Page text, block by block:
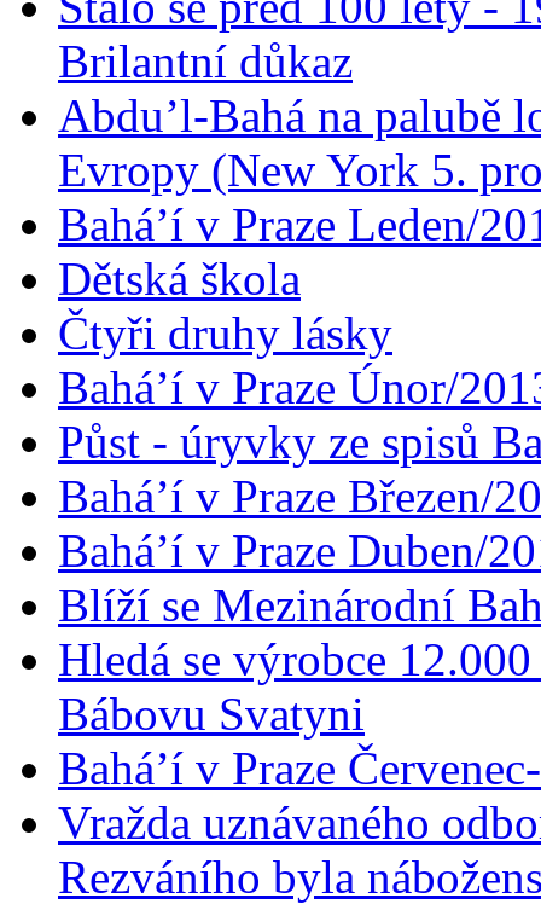
Brilantní důkaz
Abdu’l-Bahá na palubě
Evropy (New York 5.
Bahá’í v Praze Leden/
Dětská škola
Čtyři druhy lásky
Bahá’í v Praze Únor/
Půst - úryvky ze spisů
Bahá’í v Praze Březen/
Bahá’í v Praze Duben/
Blíží se Mezinárodní
Hledá se výrobce
Bábovu Svatyni
Bahá’í v Praze
Vražda uznávaného
Rezváního byla